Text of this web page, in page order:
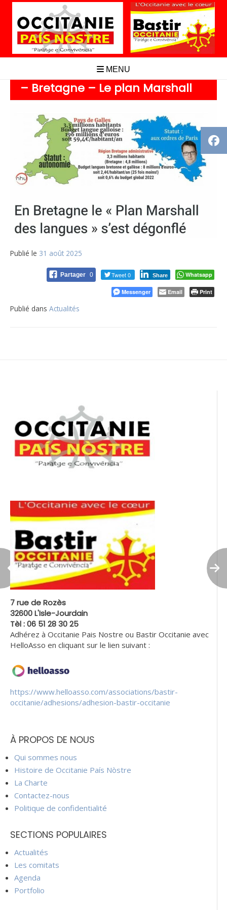
Aller
contenu
MENU
– Bretagne – Le plan Marshall
Publié le 31 août 2025
Partager 0 Tweet 0 Share Whatsapp
Messenger Email Print
Publié dans Actualités
7 rue de Rozès
32600 L'Isle-Jourdain
Tèl : 06 51 28 30 25
Adhérez à Occitanie Pais Nostre ou Bastir Occitanie avec
HelloAsso en cliquant sur le lien suivant :
https://www.helloasso.com/associations/bastir-
occitanie/adhesions/adhesion-bastir-occitanie
À PROPOS DE NOUS
Qui sommes nous
Histoire de Occitanie País Nòstre
La Charte
Contactez-nous
Politique de confidentialité
SECTIONS POPULAIRES
Actualités
Les comitats
Agenda
Portfolio